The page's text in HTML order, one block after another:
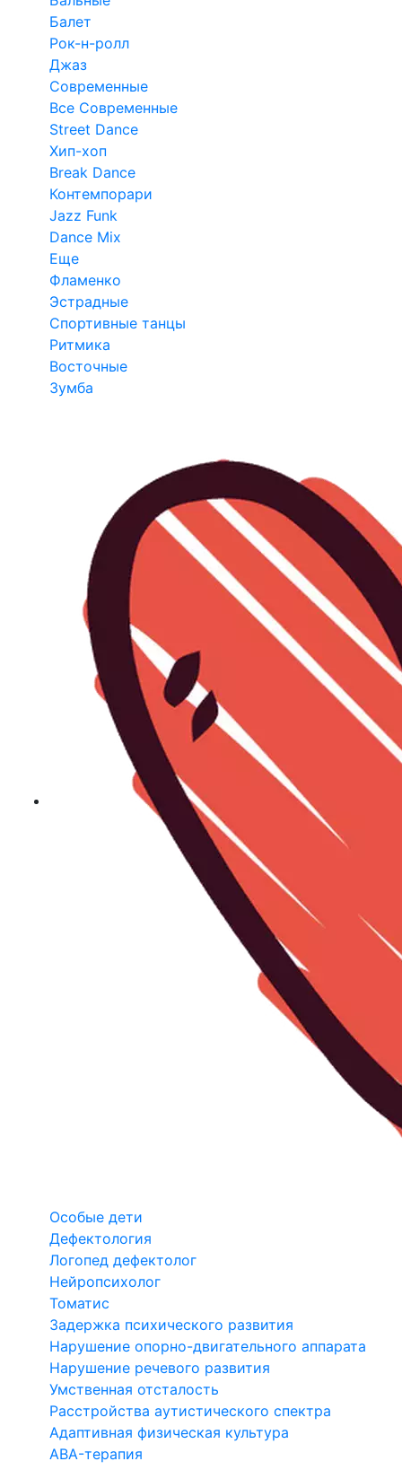
Балет
Рок-н-ролл
Джаз
Современные
Все Современные
Street Dance
Хип-хоп
Break Dance
Контемпорари
Jazz Funk
Dance Mix
Еще
Фламенко
Эстрадные
Спортивные танцы
Ритмика
Восточные
Зумба
Особые дети
Дефектология
Логопед дефектолог
Нейропсихолог
Томатис
Задержка психического развития
Нарушение опорно-двигательного аппарата
Нарушение речевого развития
Умственная отсталость
Расстройства аутистического спектра
Адаптивная физическая культура
ABA-терапия